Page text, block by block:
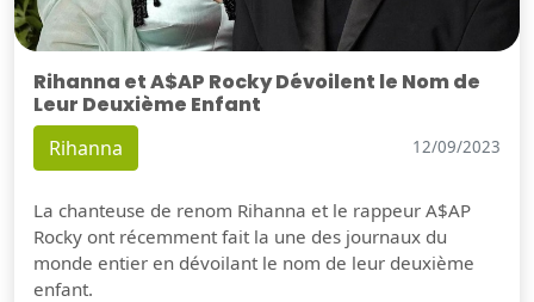
Rihanna et A$AP Rocky Dévoilent le Nom de
Leur Deuxième Enfant
Rihanna 12/09/2023
La chanteuse de renom Rihanna et le rappeur A$AP
Rocky ont récemment fait la une des journaux du
monde entier en dévoilant le nom de leur deuxième
enfant.